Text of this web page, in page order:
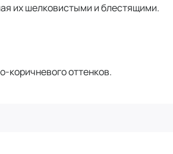
их шелковистыми и блестящими.
коричневого оттенков.